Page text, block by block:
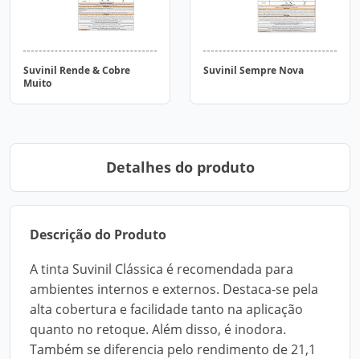
Suvinil Rende & Cobre
Muito
Suvinil Sempre Nova
Detalhes do produto
Descrição do Produto
A tinta Suvinil Clássica é recomendada para
ambientes internos e externos. Destaca-se pela
alta cobertura e facilidade tanto na aplicação
quanto no retoque. Além disso, é inodora.
Também se diferencia pelo rendimento de 21,1